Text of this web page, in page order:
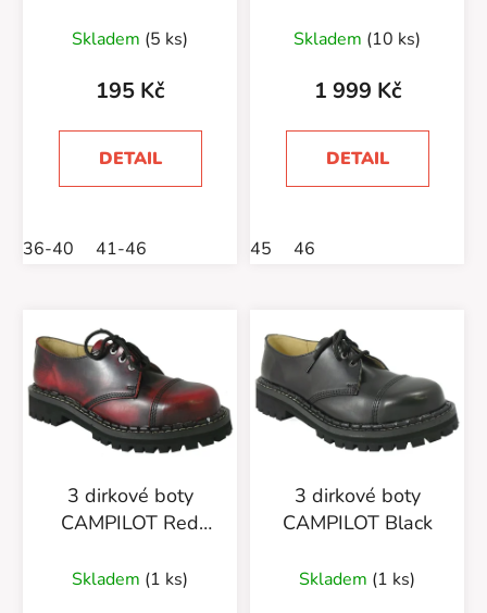
Skladem (5 ks)
195 Kč
DETAIL
36-40 41-46
Skladem (10 ks)
1 999 Kč
DETAIL
45 46
3 dirkové boty
CAMPILOT Red
Skladem (1 ks)
3 dirkové boty
CAMPILOT Black
Skladem (1 ks)